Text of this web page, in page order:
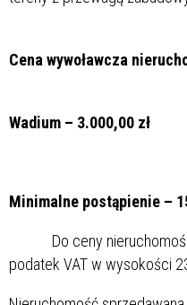
Cena wywoławcza
Wadium – 3.000,00 zł
Minimalne postąpienie –
Do ceny nieruchomości
podatek VAT w wysokości